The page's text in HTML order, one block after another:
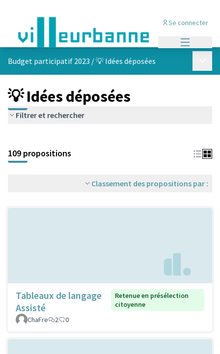
Se connecter
Budget participatif 2023 /💡 Idées déposées
💡 Idées déposées
Filtrer et rechercher
+
−
109 propositions
Classement des propositions par :
Tableaux de langage
Assisté
Retenue en présélection
citoyenne
ChaFre
2 0